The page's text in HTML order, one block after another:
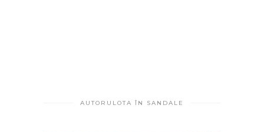
AUTORULOTA ÎN SANDALE